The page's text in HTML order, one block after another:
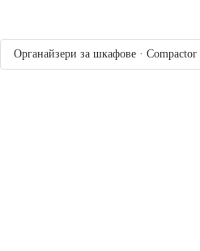
Органайзери за шкафове · Compactor